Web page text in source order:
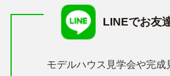
LINEでお友
モデルハウス見学会や完成